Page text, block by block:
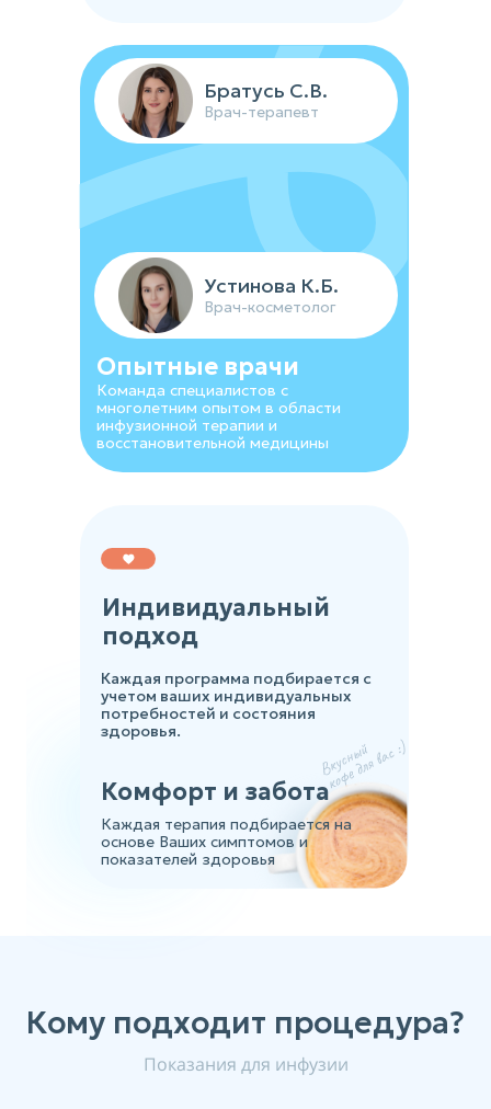
Опытные врачи
Команда специалистов с
многолетним опытом в области
инфузионной терапии и
восстановительной медицины
Индивидуальный
подход
Каждая программа подбирается с
учетом ваших индивидуальных
потребностей и состояния
здоровья.
Комфорт и забота
Каждая терапия подбирается на
основе Ваших симптомов и
показателей здоровья
Устинова К.Б.
Врач-косметолог
Братусь С.В.
Врач-терапевт
Кому подходит процедура?
Показания для инфузии